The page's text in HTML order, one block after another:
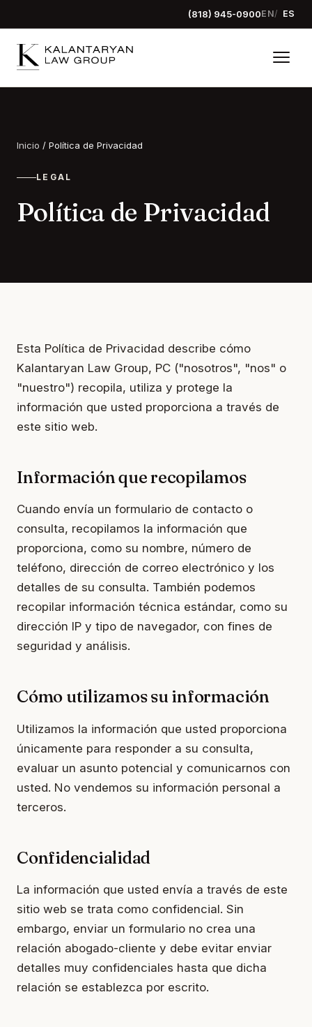
(818) 945-0900EN ES
Inicio / Política de Privacidad
LEGAL
Política de Privacidad
Esta Política de Privacidad describe cómo
Kalantaryan Law Group, PC ("nosotros", "nos" o
"nuestro") recopila, utiliza y protege la
información que usted proporciona a través de
este sitio web.
Información que recopilamos
Cuando envía un formulario de contacto o
consulta, recopilamos la información que
proporciona, como su nombre, número de
teléfono, dirección de correo electrónico y los
detalles de su consulta. También podemos
recopilar información técnica estándar, como su
dirección IP y tipo de navegador, con fines de
seguridad y análisis.
Cómo utilizamos su información
Utilizamos la información que usted proporciona
únicamente para responder a su consulta,
evaluar un asunto potencial y comunicarnos con
usted. No vendemos su información personal a
terceros.
Confidencialidad
La información que usted envía a través de este
sitio web se trata como confidencial. Sin
embargo, enviar un formulario no crea una
relación abogado-cliente y debe evitar enviar
detalles muy confidenciales hasta que dicha
relación se establezca por escrito.